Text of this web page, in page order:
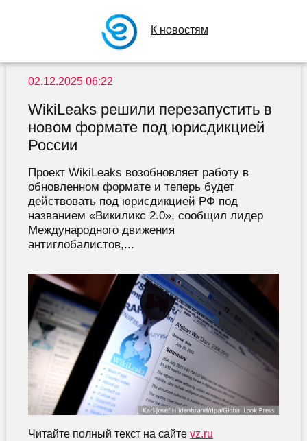
К новостям
02.12.2025 06:22
WikiLeaks решили перезапустить в
новом формате под юрисдикцией
России
Проект WikiLeaks возобновляет работу в
обновленном формате и теперь будет
действовать под юрисдикцией РФ под
названием «Викиликс 2.0», сообщил лидер
Международного движения
антиглобалистов,...
Читайте полный текст на сайте vz.ru